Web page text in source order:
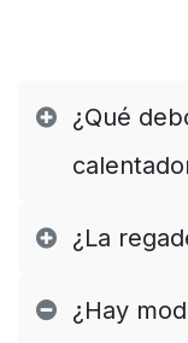
¿Qué
¿La
¿Hay